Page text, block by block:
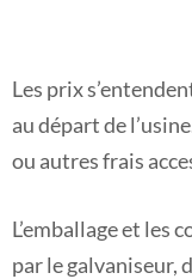
Les prix
au départ de
ou autres frais
L’emballage et les
par le galvaniseur,